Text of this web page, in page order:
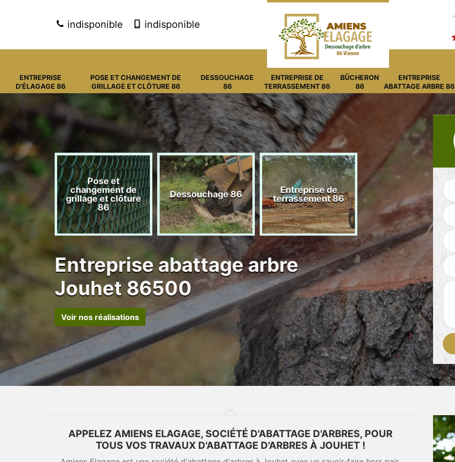
indisponible indisponible
ENTREPRISE
D'ÉLAGAGE 86
POSE ET CHANGEMENT DE
GRILLAGE ET CLÔTURE 86
DESSOUCHAGE
86
ENTREPRISE DE
TERRASSEMENT 86
BÛCHERON
86
ENTREPRISE
ABATTAGE ARBRE 86
Pose et
changement de
grillage et clôture
86
Dessouchage 86
Entreprise de
terrassement 86
Bûcheron 86
Entreprise abattage arbre
Jouhet 86500
Voir nos réalisations
APPELEZ AMIENS ELAGAGE, SOCIÉTÉ D'ABATTAGE D'ARBRES, POUR
TOUS VOS TRAVAUX D'ABATTAGE D'ARBRES À JOUHET !